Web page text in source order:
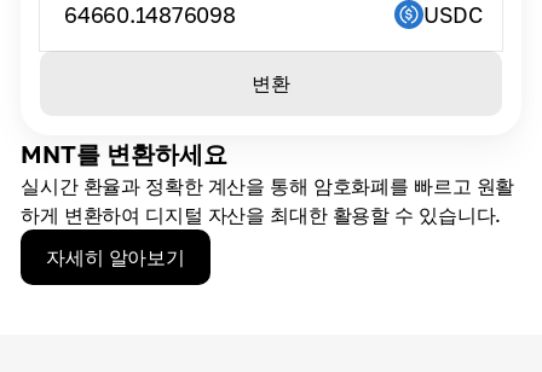
MNT를 변환하세요
실시간 환율과 정확한 계산을 통해 암호화폐를 빠르고 원활
하게 변환하여 디지털 자산을 최대한 활용할 수 있습니다.
자세히 알아보기
64660.14876098 USDC
변환